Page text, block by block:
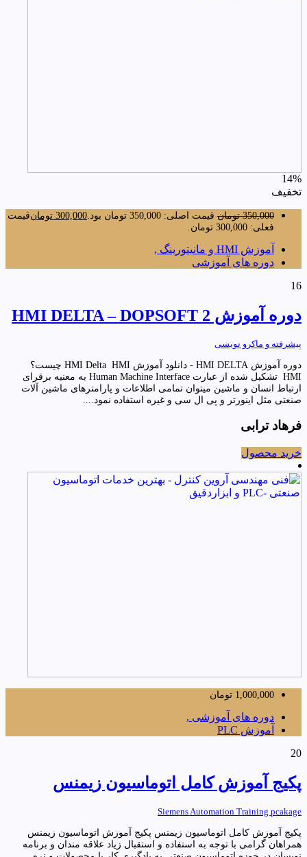
14%
تخفیف
350,000 تومان قیمت اصلی: 350,000 تومان بود. 300,000 تومانقیمت
فعلی: 300,000 تومان.
آموزش HMI و مانیتورینگ ,
دوره های آموزشی
16
دوره آموزش HMI DELTA – DOPSOFT 2
پیشرفته و ماکرو نویسی
دوره آموزش HMI DELTA - دانلود آموزش HMI Delta HMI چیست؟
HMI تشکیل شده از عبارت Human Machine Interface به معنیه برقرای
ارتباط انسان و ماشین میتوان تمامی اطلاعات و پارامترهای ماشین آلات
صنعتی مثل اینورتر و پی ال سی و غیره استفاده نمود....
فرهاد ترابی
خرید محصول
1,000,000 تومان
دوره های آموزشی ,
آموزش PLC
20
پکیج آموزش کامل اتوماسیون زیمنس
Siemens Automation Training pcakage
پکیج آموزش کامل اتوماسیون زیمنس پکیج آموزش اتوماسیون زیمنس
همراهان گرامی با توجه به استفاده و استقبال زیاد علاقه مندان و برنامه